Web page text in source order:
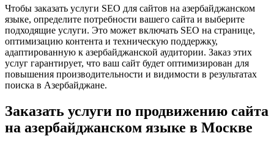
Чтобы заказать услуги SEO для сайтов на азербайджанском
языке, определите потребности вашего сайта и выберите
подходящие услуги. Это может включать SEO на странице,
оптимизацию контента и техническую поддержку,
адаптированную к азербайджанской аудитории. Заказ этих
услуг гарантирует, что ваш сайт будет оптимизирован для
повышения производительности и видимости в результатах
поиска в Азербайджане.
Заказать услуги по продвижению сайта
на азербайджанском языке в Москве